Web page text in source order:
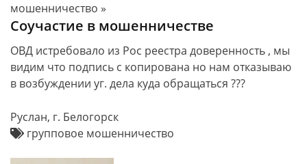
мошенничество »
Соучастие в мошенничестве
ОВД истребовало из Рос реестра доверенность , мы
видим что подпись с копирована но нам отказываю
в возбуждении уг. дела куда обращаться ???
Руслан, г. Белогорск
групповое мошенничество